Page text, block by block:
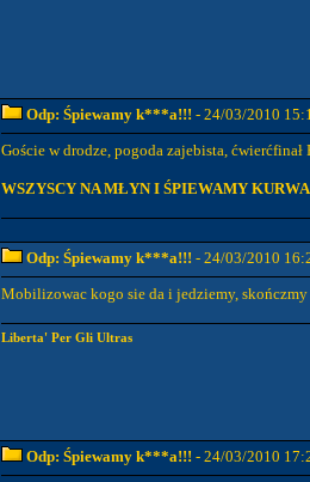
Odp: Śpiewamy k***a!!! - 24/03/2010
Goście w drodze, pogoda zajebista, ćwierćfinał
WSZYSCY NA MŁYN I ŚPIEWAMY
Odp: Śpiewamy k***a!!! - 24/03/2010
Mobilizowac kogo sie da i jedziemy,
Liberta' Per Gli Ultras
Odp: Śpiewamy k***a!!! - 24/03/2010